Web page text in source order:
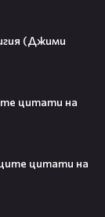
(Джими
цитати на
цитати на
ти дадат
на
по
Шакира